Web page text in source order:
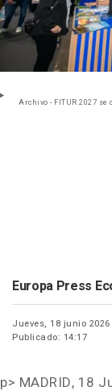
Archivo - FITUR 2027
Europa Press
Jueves, 18 junio 2026
Publicado: 14:17
p> MADRID, 18